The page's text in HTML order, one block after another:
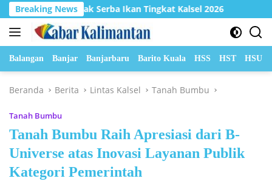
Langsung
ke
konten
Breaking News
Serba Ikan Tingkat Kalsel 2026 Hadapi Cuaca
Balangan Banjar Banjarbaru Barito Kuala HSS HST HSU
Beranda Berita Lintas Kalsel Tanah Bumbu
Tanah Bumbu
Tanah Bumbu Raih Apresiasi dari B-
Universe atas Inovasi Layanan Publik
Kategori Pemerintah